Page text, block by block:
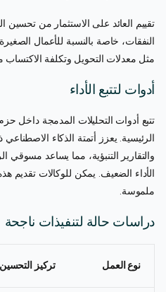
تقييم العائد على الاستثمار من تحسين
النفقات، خاصة بالنسبة للأعمال
مثل معدلات التحويل وتكلفة
أدوات لتتبع الأداء
تتبع أدوات التحليلات المدمجة داخل
الرئيسية. يعزز أتمتة الذكاء
والتقارير التنبؤية، مما يساعد
الأداء الضعيف. يمكن للوكالات تقديم
ملموسة.
دراسات حالة لتنفيذات ناجحة
نوع العمل تركيز التحسين